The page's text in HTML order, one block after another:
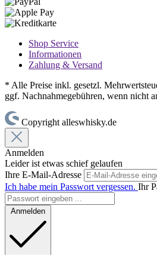
Shop Service
Informationen
Zahlung & Versand
* Alle Preise inkl. gesetzl.
ggf. Nachnahmegebühren, wenn nicht
Copyright alleswhisky.de
Anmelden
Leider ist etwas schief gelaufen
Ihre E-Mail-Adresse
Ich habe mein Passwort vergessen. Ihr
Anmelden